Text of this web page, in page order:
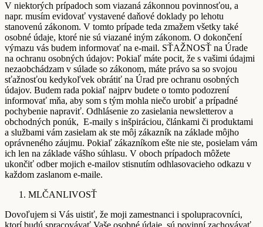
V niektorých prípadoch som viazaná zákonnou povinnosťou, a
napr. musím evidovať vystavené daňové doklady po lehotu
stanovenú zákonom. V tomto prípade teda zmažem všetky také
osobné údaje, ktoré nie sú viazané iným zákonom. O dokončení
výmazu vás budem informovať na e-mail. SŤAŽNOSŤ na Úrade
na ochranu osobných údajov: Pokiaľ máte pocit, že s vašimi údajmi
nezaobchádzam v súlade so zákonom, máte právo sa so svojou
sťažnosťou kedykoľvek obrátiť na Úrad pre ochranu osobných
údajov. Budem rada pokiaľ najprv budete o tomto podozrení
informovať mňa, aby som s tým mohla niečo urobiť a prípadné
pochybenie napraviť. Odhlásenie zo zasielania newsletterov a
obchodných ponúk, E-maily s inšpiráciou, článkami či produktami
a službami vám zasielam ak ste môj zákazník na základe môjho
oprávneného záujmu. Pokiaľ zákazníkom ešte nie ste, posielam vám
ich len na základe vášho súhlasu. V oboch prípadoch môžete
ukončiť odber mojich e-mailov stisnutím odhlasovacieho odkazu v
každom zaslanom e-maile.
MLČANLIVOSŤ
Dovoľujem si Vás uistiť, že moji zamestnanci i spolupracovníci,